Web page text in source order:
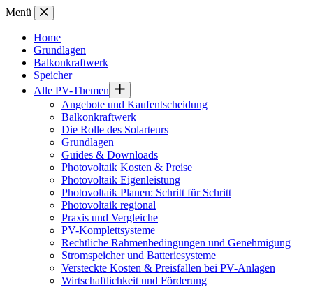
Zum
springen
Menü
Home
Grundlagen
Balkonkraftwerk
Speicher
Alle PV-Themen
Angebote und Kaufentscheidung
Balkonkraftwerk
Die Rolle des Solarteurs
Grundlagen
Guides & Downloads
Photovoltaik Kosten & Preise
Photovoltaik Eigenleistung
Photovoltaik Planen: Schritt für Schritt
Photovoltaik regional
Praxis und Vergleiche
PV-Komplettsysteme
Rechtliche Rahmenbedingungen und Genehmigung
Stromspeicher und Batteriesysteme
Versteckte Kosten & Preisfallen bei PV-Anlagen
Wirtschaftlichkeit und Förderung